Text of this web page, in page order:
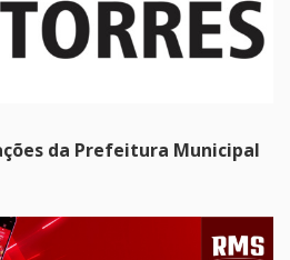
da Prefeitura Municipal